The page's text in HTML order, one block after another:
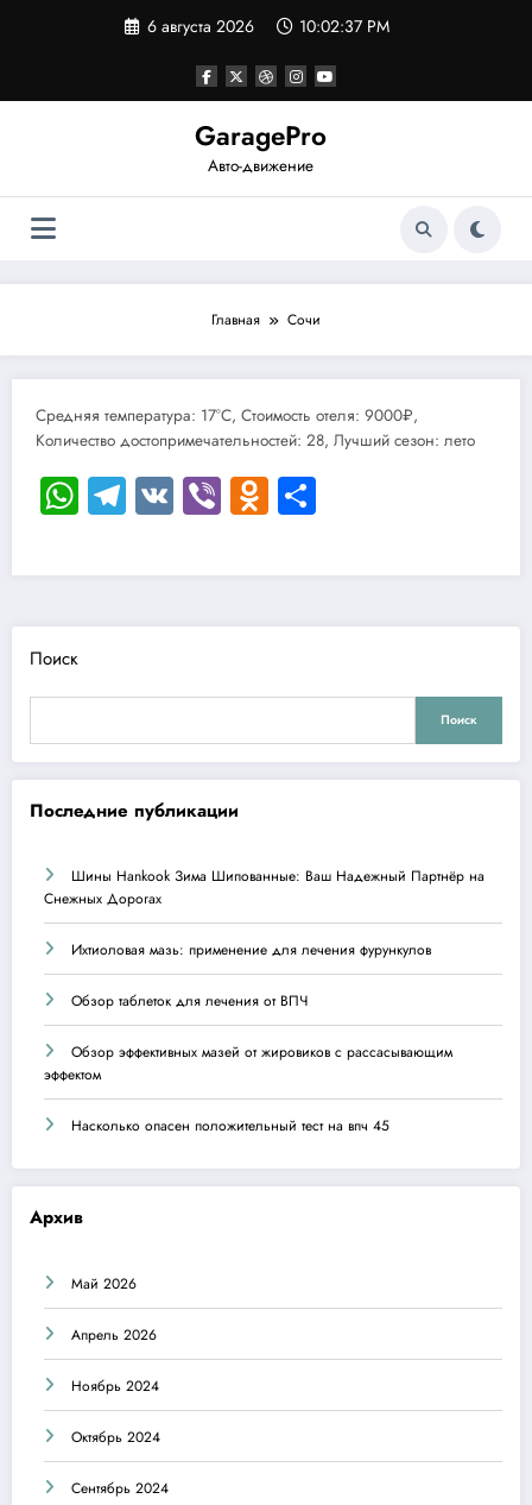
6 августа 2026 10:02:37 PM
GaragePro
Авто-движение
Главная Сочи
Средняя температура: 17°C, Стоимость отеля: 9000₽,
Количество достопримечательностей: 28, Лучший сезон: лето
WhatsApp
Telegram
VKViberOdnoklassniki
Поиск
Поиск
Последние публикации
Шины Hankook Зима Шипованные: Ваш Надежный Партнёр на
Снежных Дорогах
Ихтиоловая мазь: применение для лечения фурункулов
Обзор таблеток для лечения от ВПЧ
Обзор эффективных мазей от жировиков с рассасывающим
эффектом
Насколько опасен положительный тест на впч 45
Архив
Май 2026
Апрель 2026
Ноябрь 2024
Октябрь 2024
Сентябрь 2024